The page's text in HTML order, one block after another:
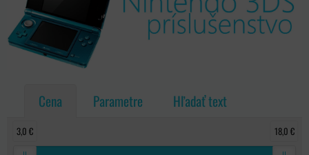
Cena Parametre Hľadať text
3,0 € 18,0 €